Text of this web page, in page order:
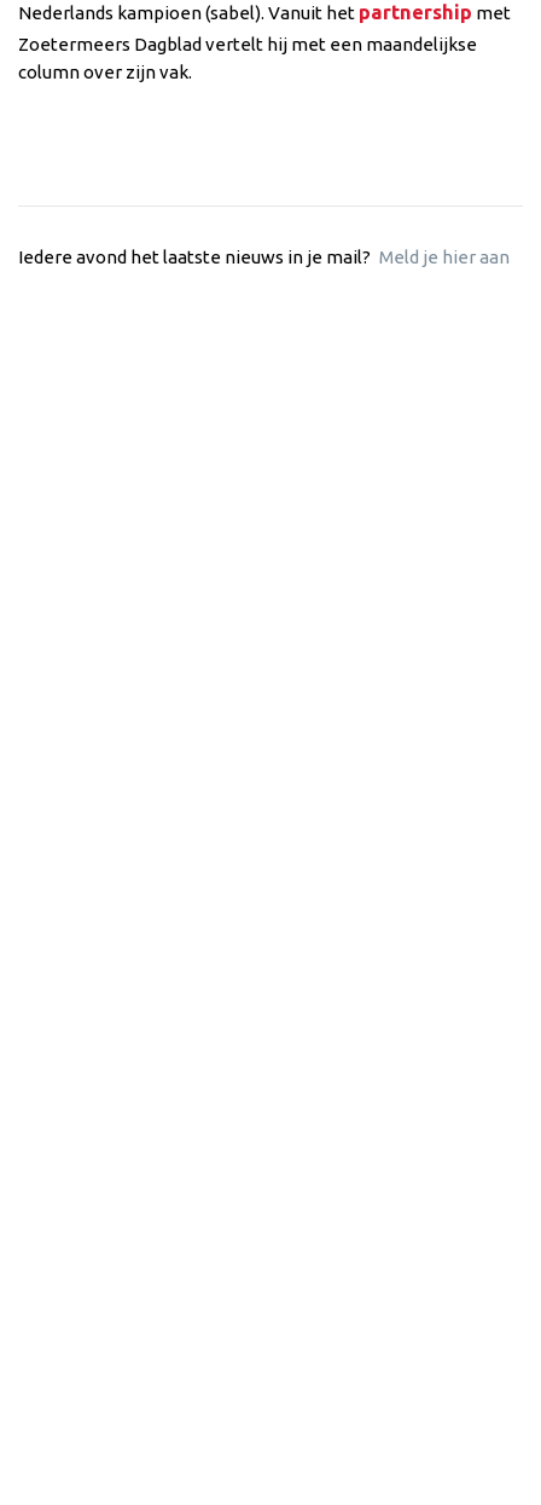
Nederlands kampioen (sabel). Vanuit het partnership met
Zoetermeers Dagblad vertelt hij met een maandelijkse
column over zijn vak.
Iedere avond het laatste nieuws in je mail? Meld je hier aan